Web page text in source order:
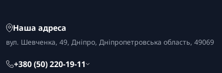
Наша адреса
вул. Шевченка, 49, Дніпро, Дніпропетровська область, 49069
+380 (50) 220-19-11